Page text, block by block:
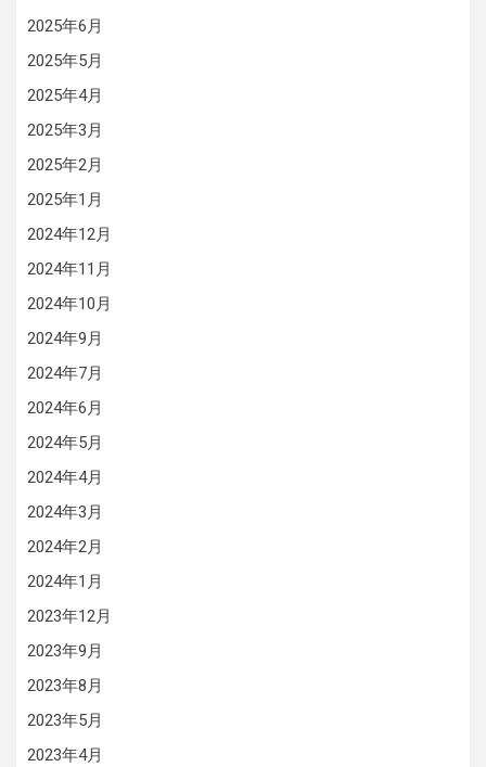
2025年6月
2025年5月
2025年4月
2025年3月
2025年2月
2025年1月
2024年12月
2024年11月
2024年10月
2024年9月
2024年7月
2024年6月
2024年5月
2024年4月
2024年3月
2024年2月
2024年1月
2023年12月
2023年9月
2023年8月
2023年5月
2023年4月